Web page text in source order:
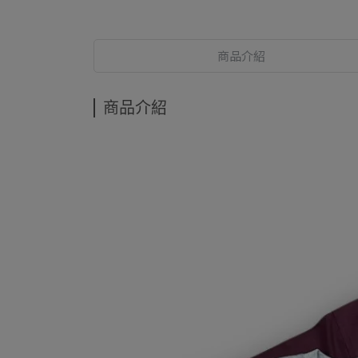
商品介紹
商品介紹